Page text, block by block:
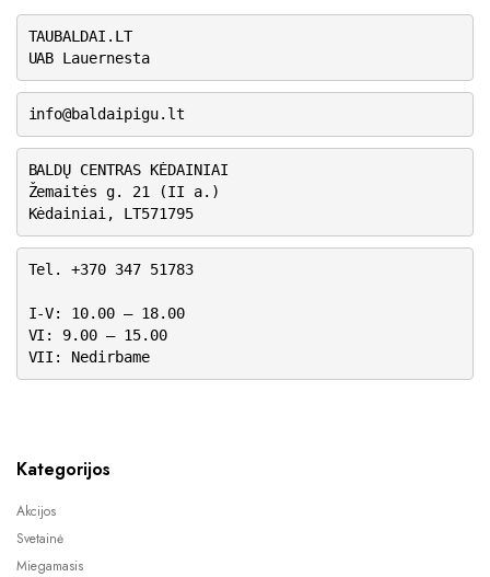
TAUBALDAI.LT
UAB Lauernesta
info@baldaipigu.lt
BALDŲ CENTRAS KĖDAINIAI
Žemaitės g. 21 (II a.)
Kėdainiai, LT571795
Tel. +370 347 51783
I-V: 10.00 – 18.00
VI: 9.00 – 15.00
VII: Nedirbame
Kategorijos
Akcijos
Svetainė
Miegamasis